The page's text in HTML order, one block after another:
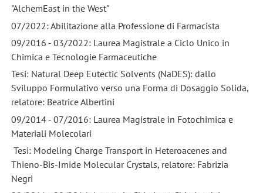
"AlchemEast in the West"
07/2022: Abilitazione alla Professione di Farmacista
09/2016 - 03/2022: Laurea Magistrale a Ciclo Unico in
Chimica e Tecnologie Farmaceutiche
Tesi: Natural Deep Eutectic Solvents (NaDES): dallo
Sviluppo Formulativo verso una Forma di Dosaggio Solida,
relatore: Beatrice Albertini
09/2014 - 07/2016: Laurea Magistrale in Fotochimica e
Materiali Molecolari
Tesi: Modeling Charge Transport in Heteroacenes and
Thieno-Bis-Imide Molecular Crystals, relatore: Fabrizia
Negri